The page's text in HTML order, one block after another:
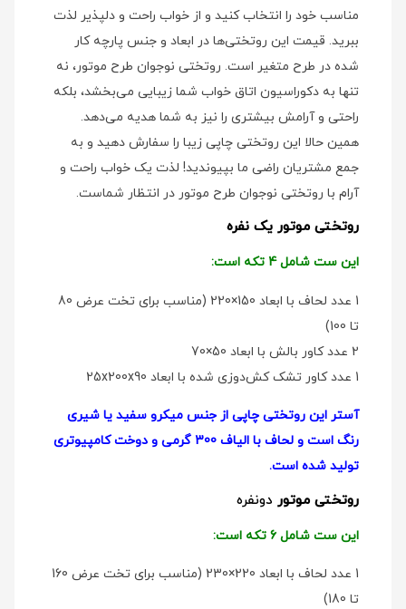
مناسب خود را انتخاب کنید و از خواب راحت و دلپذیر لذت
ببرید. قیمت این روتختی‌ها در ابعاد و جنس پارچه کار
شده در طرح متغیر است. روتختی نوجوان طرح موتور، نه
تنها به دکوراسیون اتاق خواب شما زیبایی می‌بخشد، بلکه
راحتی و آرامش بیشتری را نیز به شما هدیه می‌دهد.
همین حالا این روتختی چاپی زیبا را سفارش دهید و به
جمع مشتریان راضی ما بپیوندید! لذت یک خواب راحت و
آرام با روتختی نوجوان طرح موتور در انتظار شماست.
روتختی موتور یک نفره
این ست شامل 4 تکه است:
1 عدد لحاف با ابعاد 150×220 (مناسب برای تخت عرض 80
تا 100)
2 عدد کاور بالش با ابعاد 50×70
1 عدد کاور تشک کش‌دوزی شده با ابعاد 25x200x90
آستر این روتختی چاپی از جنس میکرو سفید یا شیری
رنگ است و لحاف با الیاف 300 گرمی و دوخت کامپیوتری
تولید شده است.
روتختی موتور دو‌نفره
این ست شامل 6 تکه است:
1 عدد لحاف با ابعاد 220×230 (مناسب برای تخت عرض 160
تا 180)